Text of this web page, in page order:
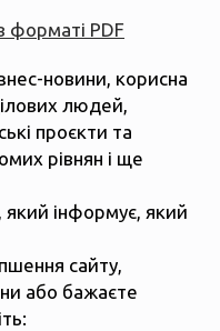
форматі PDF
новини, корисна
людей,
проєкти та
рівнян і ще
інформує, який
сайту,
або бажаєте